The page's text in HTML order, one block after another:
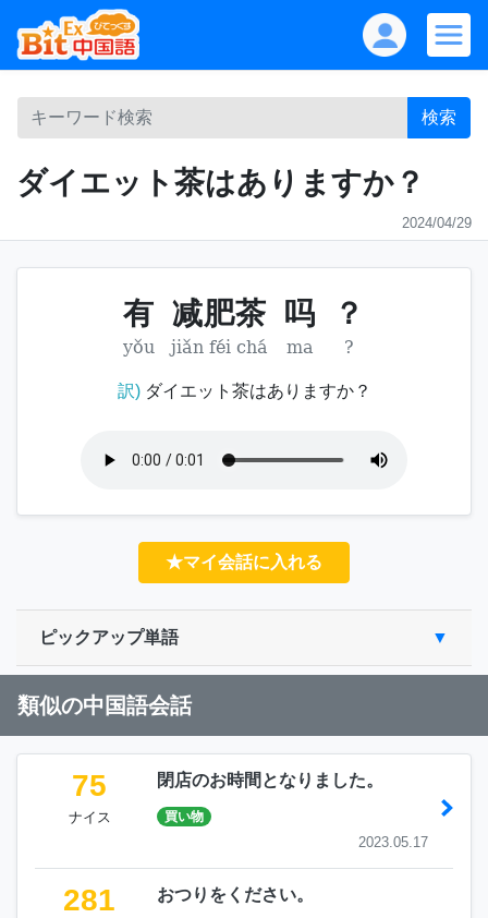
検索
ダイエット茶はありますか？
2024/04/29
有 减肥茶 吗 ？
yǒu jiǎn féi chá ma ?
訳)ダイエット茶はありますか？
★マイ会話に入れる
ピックアップ単語
類似の中国語会話
75
ナイス
閉店のお時間となりました。
買い物
2023.05.17
281 おつりをください。